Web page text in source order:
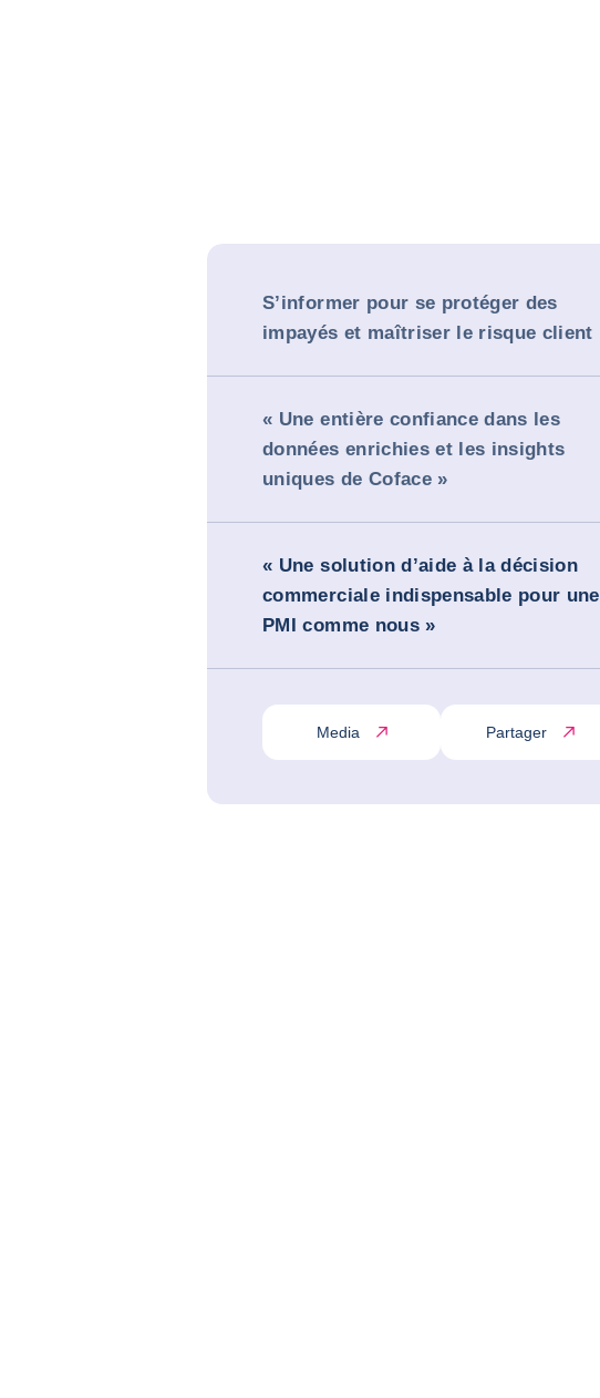
S’informer pour se protéger des
impayés et maîtriser le risque client
« Une entière confiance dans les
données enrichies et les insights
uniques de Coface »
« Une solution d’aide à la décision
commerciale indispensable pour une
PMI comme nous »
Media Partager